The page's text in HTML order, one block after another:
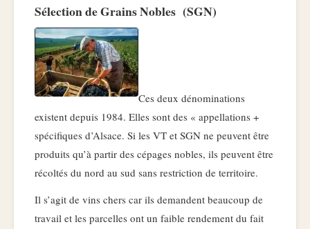
Sélection de Grains Nobles (SGN)
Ces deux dénominations
existent depuis 1984. Elles sont des « appellations +
spécifiques d’Alsace. Si les VT et SGN ne peuvent être
produits qu’à partir des cépages nobles, ils peuvent être
récoltés du nord au sud sans restriction de territoire.
Il s’agit de vins chers car ils demandent beaucoup de
travail et les parcelles ont un faible rendement du fait